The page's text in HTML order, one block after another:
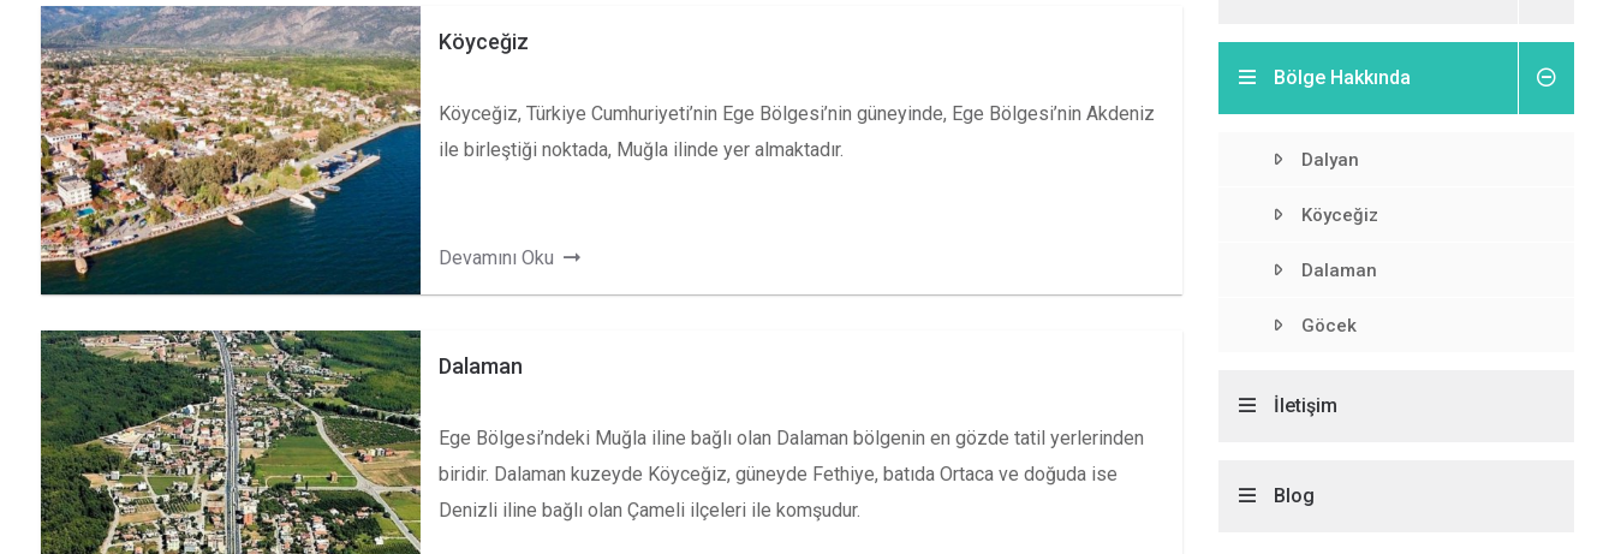
Köyceğiz
Köyceğiz, Türkiye Cumhuriyeti’nin Ege Bölgesi’nin güneyinde, Ege Bölgesi’nin Akdeniz
ile birleştiği noktada, Muğla ilinde yer almaktadır.
Devamını Oku
Dalaman
Ege Bölgesi’ndeki Muğla iline bağlı olan Dalaman bölgenin en gözde tatil yerlerinden
biridir. Dalaman kuzeyde Köyceğiz, güneyde Fethiye, batıda Ortaca ve doğuda ise
Denizli iline bağlı olan Çameli ilçeleri ile komşudur.
Bölge Hakkında
Dalyan
Köyceğiz
Dalaman
Göcek
İletişim
Blog